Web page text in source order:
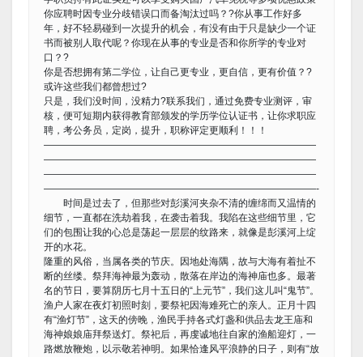
你应聘时因专业分歧错误口而备淘汰过吗？?你从事工作好多
年，好不轻易碰到一次提升的机会，有没有由于只是缺少一个证
书而被别人取代呢？你现在从事的专业是否和你所学的专业对
口？?
你是否想拥有第二学位，让自己更专业，更自信，更有价值？?
或许这些我们都曾想过?
只是，我们没时间，没精力?联系我们，通过免费专业测评，审
核，便可短期内获得教育部颁发的学历学位认证书，让你求职应
聘，考公务员，定岗，提升，职称评定更顺利！！！
————————————————————————————
————————————————————————————
————————————————————————————
————————————————————————————-
时间是过去了，但那些对彭溪河夹杂不清的缠绵而又温情的
细节，一直都在洗劫着我，在袭击着我。我陷在这些细节里，它
们的包围让我的心总是荡起一层层的纹路来，就像是彭溪河上绽
开的水花。
隆重的风俗，当属各类的节庆。因地处海隅，故与大海有着扯不
断的丝缕。祭拜海神最为轰动，散落在岸边的海神庙也多。最著
名的节日，要算阴历七月十五日的“上元节”，我们这儿叫“鬼节”。
渔户人家在夜灯初照时刻，要祭祀因海难死亡的亲人。正月十四
有“渔灯节”，这天的傍晚，渔民手持各式灯盏和供品去龙王庙和
海神娘娘庙拜祭送灯。祭祀后，再虔诚地往自家的渔船迎灯，一
路燃放鞭炮，以示敬若神明。如果恰逢风平浪静的日子，则有“放